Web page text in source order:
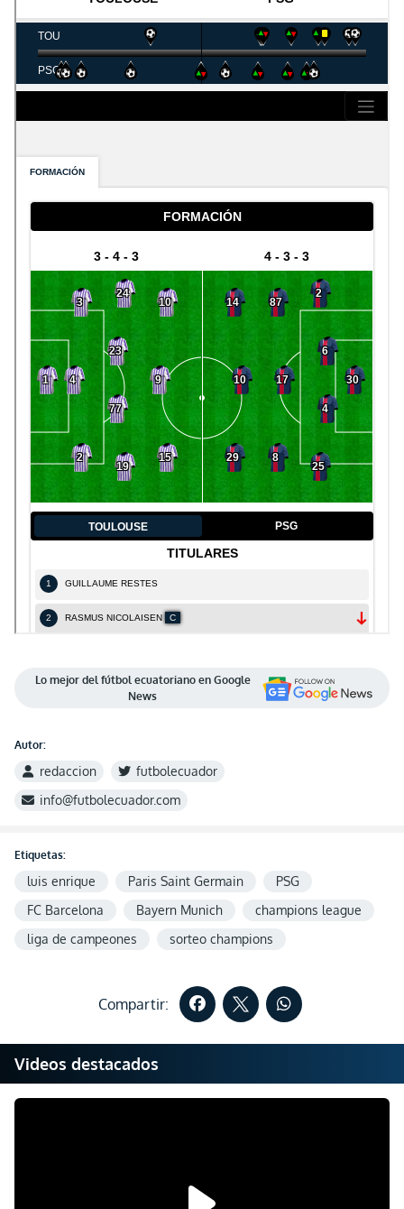
Lo mejor del fútbol ecuatoriano en Google
News
Autor:
redaccion
futbolecuador
info@futbolecuador.com
Etiquetas:
luis enrique Paris Saint Germain
PSG
FC Barcelona
Bayern Munich
champions league
liga de campeones
sorteo champions
Compartir:
Videos destacados